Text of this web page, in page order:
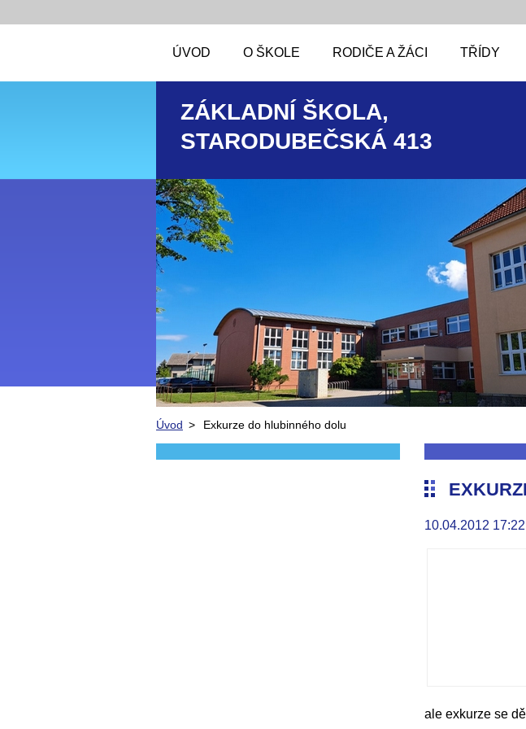
ÚVOD O ŠKOLE RODIČE A ŽÁCI TŘÍDY
ZÁKLADNÍ ŠKOLA,
STARODUBEČSKÁ 413
Úvod > Exkurze do hlubinného dolu
10.04.2012 17:22
ale exkurze se